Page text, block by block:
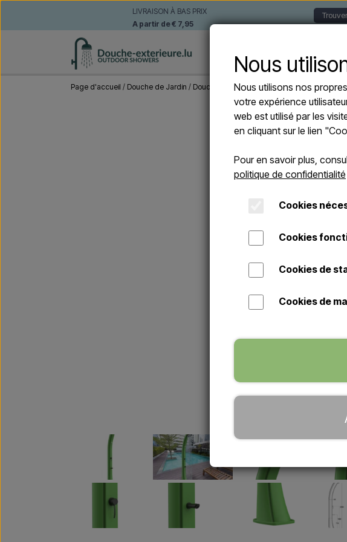
LIVRAISON À BAS PRIX
A partir de € 7,95
Page d'accueil Douche de Jardin Douches Solaire Sined SOLE XXL VERDE -
Nous
Nous utilisons nos
votre expérience
web est utilisé par les
en cliquant sur le lien
Pour en savoir plus,
politique de confidentialité
Cookies
Cookies
Cookies de
Cookies de